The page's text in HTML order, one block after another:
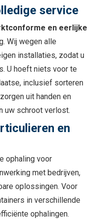
service
en eerlijke
Wij wegen alle
installaties, zodat u
U hoeft niets voor te
inclusief sorteren
uit handen en
uw schroot verlost.
en
ophaling voor
met bedrijven,
oplossingen. Voor
in verschillende
ophalingen.